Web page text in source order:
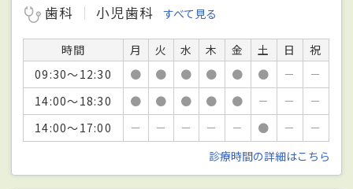
歯科
小児歯科 すべて見る
時間 月 火 水 木 金 土 日
祝
09:30～12:30
● ● ● ● ● ● －
－
14:00～18:30
● ● ● ● ● － －
－
14:00～17:00
－ － － － － ● －
－
診療時間の詳細はこちら